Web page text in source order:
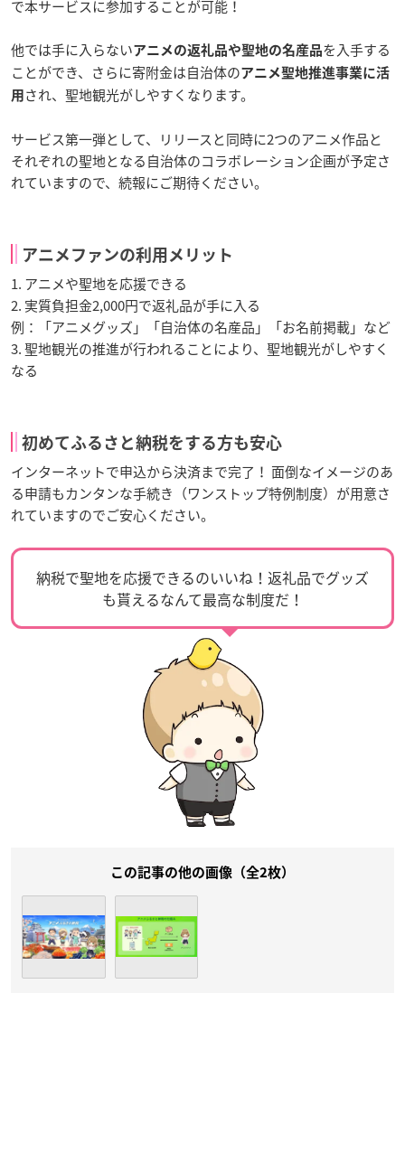
で本サービスに参加することが可能！
他では手に入らないアニメの返礼品や聖地の名産品を入手する
ことができ、さらに寄附金は自治体のアニメ聖地推進事業に活
用 され、聖地観光がしやすくなります。
サービス第一弾として、リリースと同時に2つのアニメ作品と
それぞれの聖地となる自治体のコラボレーション企画が予定さ
れていますので、続報にご期待ください。
アニメファンの利用メリット
1. アニメや聖地を応援できる
2. 実質負担金2,000円で返礼品が手に入る
例：「アニメグッズ」「自治体の名産品」「お名前掲載」など
3. 聖地観光の推進が行われることにより、聖地観光がしやすく
なる
初めてふるさと納税をする方も安心
インターネットで申込から決済まで完了！ 面倒なイメージのあ
る申請もカンタンな手続き（ワンストップ特例制度）が用意さ
れていますのでご安心ください。
納税で聖地を応援できるのいいね！返礼品でグッズ
も貰えるなんて最高な制度だ！
この記事の他の画像（全2枚）